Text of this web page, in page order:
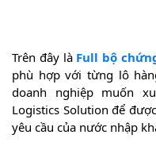
Trên đây là Full bộ
phù hợp với từng lô
doanh nghiệp muốn
Logistics Solution để
yêu cầu của nước nhập